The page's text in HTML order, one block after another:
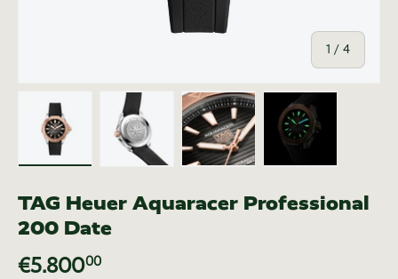
1 / van
4
TAG Heuer Aquaracer Professional
200 Date
€5.80000